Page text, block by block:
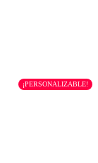
¡PERSONALIZABLE!